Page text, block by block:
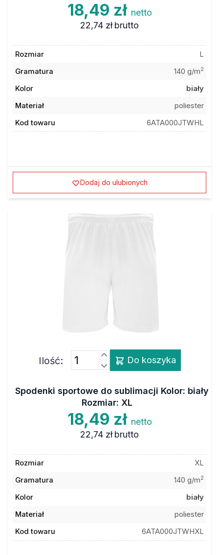
18,49 zł netto
22,74 zł brutto
Rozmiar
L
Gramatura
140 g/m2
Kolor
biały
Materiał
poliester
Kod towaru
6ATA000JTWHL
Dodaj do ulubionych
Ilość: Do koszyka
Spodenki sportowe do sublimacji Kolor: biały
Rozmiar: XL
18,49 zł netto
22,74 zł brutto
Rozmiar
XL
Gramatura
140 g/m2
Kolor
biały
Materiał
poliester
Kod towaru
6ATA000JTWHXL